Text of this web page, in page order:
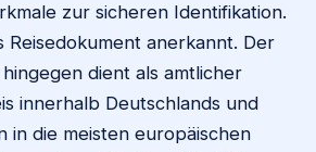
zur sicheren Identifikation.
Reisedokument anerkannt. Der
dient als amtlicher
innerhalb Deutschlands und
in die meisten europäischen